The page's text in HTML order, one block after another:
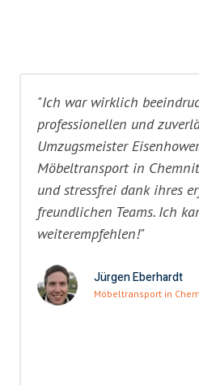
"Ich war wirklich
professionellen und
Umzugsmeister
Möbeltransport in
und stressfrei dank ihres
freundlichen Teams. Ich
weiterempfehlen!"
Jürgen Eberhardt
Möbeltransport in